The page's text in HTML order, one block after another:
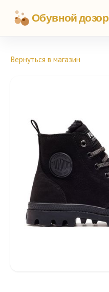
Обувной дозор
Вернуться в магазин